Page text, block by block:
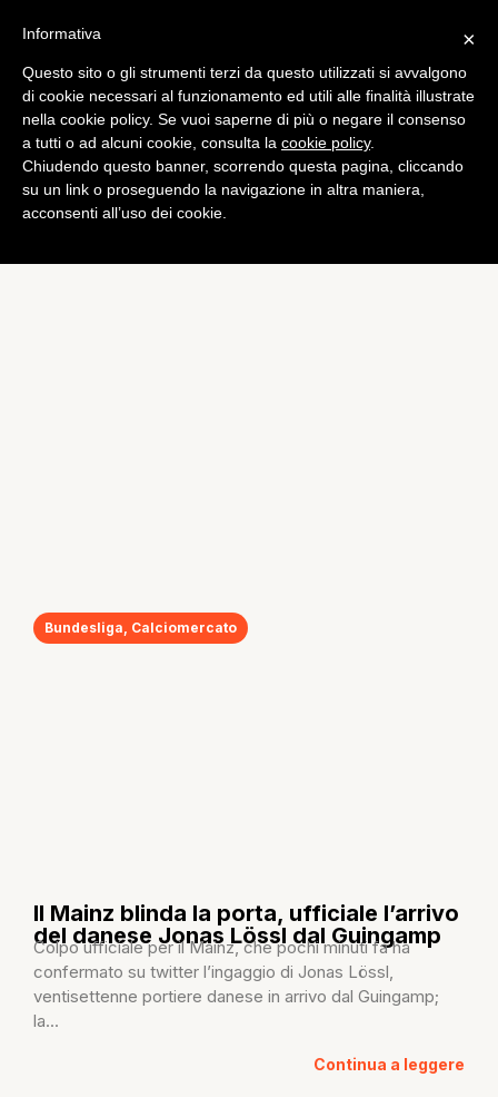
Bundesliga, Calciomercato
Il Mainz blinda la porta, ufficiale l’arrivo
del danese Jonas Lössl dal Guingamp
Colpo ufficiale per il Mainz, che pochi minuti fa ha
confermato su twitter l’ingaggio di Jonas Lössl,
ventisettenne portiere danese in arrivo dal Guingamp;
la...
Continua a leggere
×
Informativa
Questo sito o gli strumenti terzi da questo utilizzati si avvalgono
di cookie necessari al funzionamento ed utili alle finalità illustrate
nella cookie policy. Se vuoi saperne di più o negare il consenso
a tutti o ad alcuni cookie, consulta la cookie policy.
Chiudendo questo banner, scorrendo questa pagina, cliccando
su un link o proseguendo la navigazione in altra maniera,
acconsenti all’uso dei cookie.